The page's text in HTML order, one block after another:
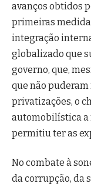
avanços obtidos
primeiras
integração
globalizado que
governo, que,
que não
privatizações, o
automobilística a
permitiu ter as
No combate à
da corrupção, da